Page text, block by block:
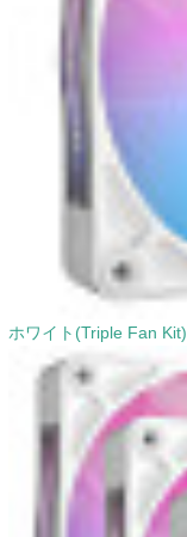
ホワイト(Triple Fan Kit)